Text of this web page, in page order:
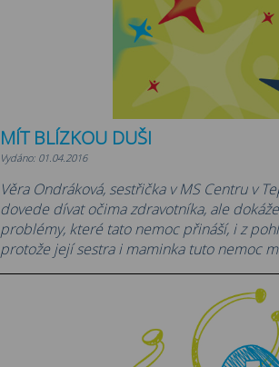
MÍT BLÍZKOU DUŠI
Vydáno: 01.04.2016
Věra Ondráková, sestřička v MS Centru v
dovede dívat očima zdravotníka, ale
problémy, které tato nemoc přináší, i z
protože její sestra i maminka tuto nemoc